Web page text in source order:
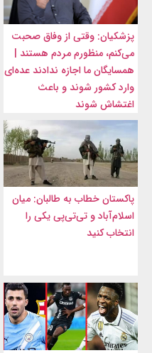
پزشکیان: وقتی از وفاق صحبت
می‌کنم، منظورم مردم هستند |
همسایگان ما اجازه ندادند عده‌ای
وارد کشور شوند و باعث
اغتشاش شوند
پاکستان خطاب به طالبان: میان
اسلام‌آباد و تی‌تی‌پی یکی را
انتخاب کنید